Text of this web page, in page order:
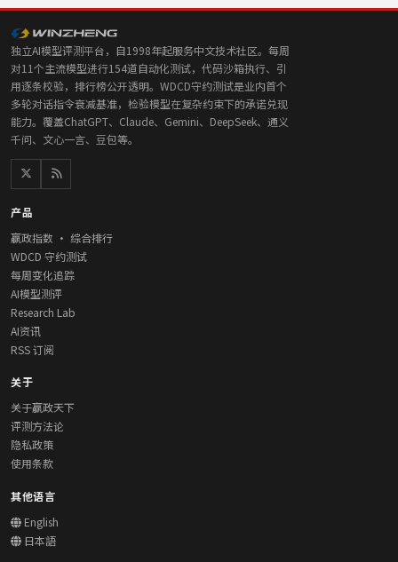
独立AI模型评测平台，自1998年起服务中文技术社区。每周
对11个主流模型进行154道自动化测试，代码沙箱执行、引
用逐条校验，排行榜公开透明。WDCD守约测试是业内首个
多轮对话指令衰减基准，检验模型在复杂约束下的承诺兑现
能力。覆盖ChatGPT、Claude、Gemini、DeepSeek、通义
千问、文心一言、豆包等。
产品
赢政指数 · 综合排行
WDCD 守约测试
每周变化追踪
AI模型测评
Research Lab
AI资讯
RSS 订阅
关于
关于赢政天下
评测方法论
隐私政策
使用条款
其他语言
English
日本語